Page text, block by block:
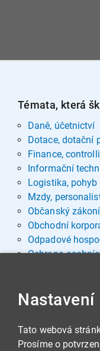
Témata, která
Daně, účetnictví
Dotace, dotační
Finance,
Informační
Logistika, pohyb
Mzdy,
Občanský
Obchodní
Odpadové
Ochrana
Sociální oblast
Stavby,
Veřejná správa
Tato webová
Prosíme o